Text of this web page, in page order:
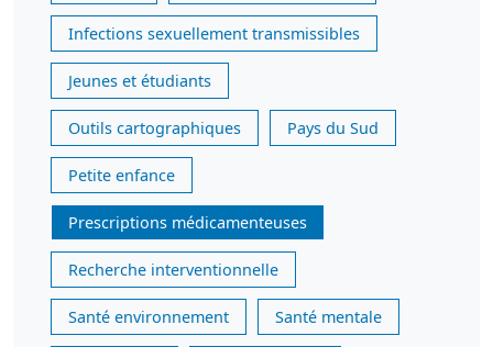
Infections sexuellement transmissibles
Jeunes et étudiants
Outils cartographiques Pays du Sud
Petite enfance
Prescriptions médicamenteuses
Recherche interventionnelle
Santé environnement Santé mentale